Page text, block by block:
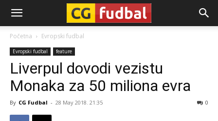
CG-
Fudbal
Početna Evropski fudbal
Evropski fudbal feature
Liverpul dovodi vezistu
Monaka za 50 miliona evra
By CG Fudbal - 28 May 2018. 21:35 0